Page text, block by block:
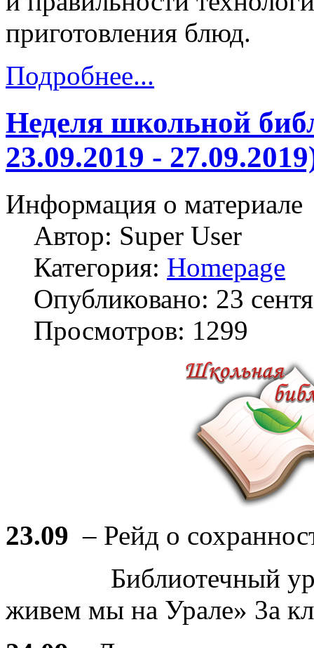
приготовления блюд.
Подробнее...
Неделя школьной
23.09.2019 -
Информация о материале
Автор: Super User
Категория: Homepage
Опубликовано: 23
Просмотров: 1299
23.09– Рейд о
Библиотечный
живем мы на Урале» 3а